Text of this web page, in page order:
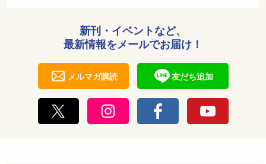
新刊・イベントなど、
最新情報をメールでお届け！
メルマガ購読 友だち追加